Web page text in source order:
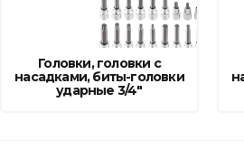
Ниппельные поилки для птиц
Ниппельные поилки для
свиней
Чашечные кормушки
Головки, головки с
насадками, биты-головки
ударные 3/4"